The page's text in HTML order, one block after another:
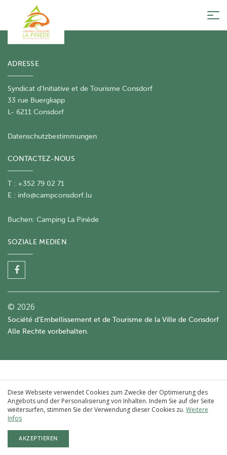
ADRESSE
Syndicat d'Initiative et de Tourisme Consdorf
33 rue Buergkapp
L- 6211 Consdorf
Datenschutzbestimmungen
CONTACTEZ-NOUS
T : +352 79 02 71
E : info@campconsdorf.lu
Buchen: Camping La Pinède
SOZIALE MEDIEN
© 2026
Société d’Embellissement et de Tourisme de la Ville de Consdorf
Alle Rechte vorbehalten.
Diese Webseite verwendet Cookies zum Zwecke der Optimierung des
Angebots und der Personalisierung von Inhalten. Indem Sie auf der Seite
weitersurfen, stimmen Sie der Verwendung dieser Cookies zu. Weitere
Infos
AKZEPTIEREN